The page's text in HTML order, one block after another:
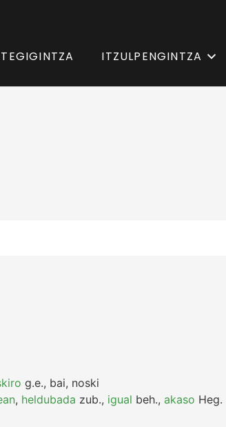
ITZULPENGINTZA
g.e., bai, noski
, heldubada zub., igual beh., akaso Heg.